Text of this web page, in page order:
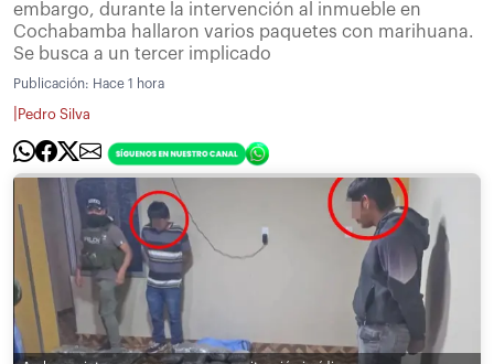
embargo, durante la intervención al inmueble en
Cochabamba hallaron varios paquetes con marihuana.
Se busca a un tercer implicado
Publicación: Hace 1 hora
Pedro Silva